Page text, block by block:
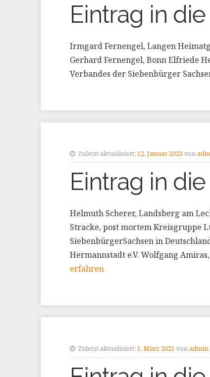
Eintrag in
Irmgard Fernengel, Langen
Gerhard Fernengel, Bonn Elfriede
Verbandes der Siebenbürger
Zuletzt aktualisiert:12. Januar 2023 von
Eintrag in
Helmuth Scherer, Landsberg am
Stracke, post mortem Kreisgruppe
SiebenbürgerSachsen in
Hermannstadt e.V. Wolfgang
erfahren
Zuletzt aktualisiert:1. März 2021 vonadmin